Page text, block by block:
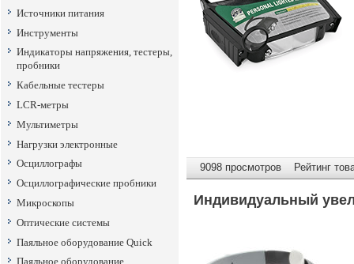
Источники питания
Инструменты
Индикаторы напряжения, тестеры,
пробники
Кабельные тестеры
LCR-метры
Мультиметры
Нагрузки электронные
Осциллографы
Осциллографические пробники
Микроскопы
Оптические системы
Паяльное оборудование Quick
Паяльное оборудование
9098 просмотров Рейтинг
Индивидуальный